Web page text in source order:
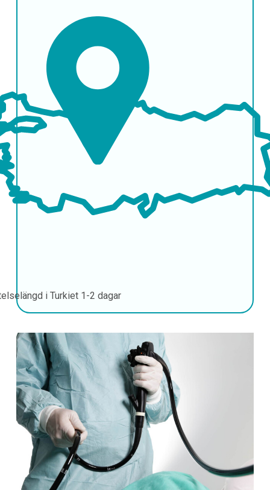
i Turkiet 1-2 dagar